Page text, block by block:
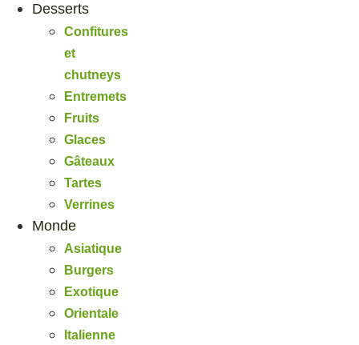
Desserts
Confitures
et
chutneys
Entremets
Fruits
Glaces
Gâteaux
Tartes
Verrines
Monde
Asiatique
Burgers
Exotique
Orientale
Italienne